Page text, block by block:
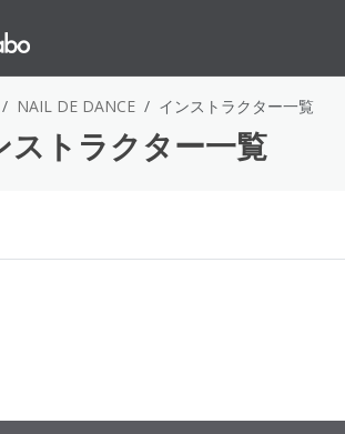
NAIL DE DANCE インストラクター一覧
ストラクター一覧